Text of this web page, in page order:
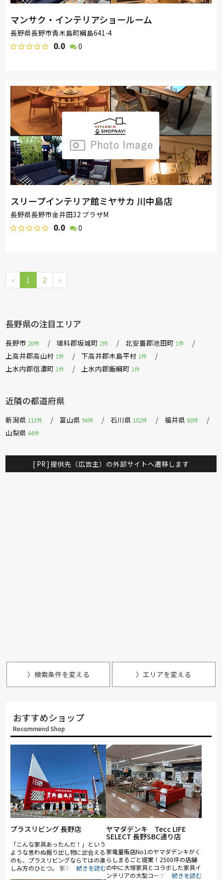
マンサク・インテリアショールーム
長野県長野市青木島町綱島641-4
0.0 0
スリープインテリア館ミヤサカ 川中島店
長野県長野市金井田32 プラザM
0.0 0
‹ 1 2 ›
長野県の注目エリア
長野市 20件 埴科郡坂城町 2件 北安曇郡池田町 1件
上高井郡高山村 1件 下高井郡木島平村 1件
上水内郡信濃町 1件 上水内郡飯綱町 1件
近隣の都道府県
新潟県 113件 富山県 94件 石川県 102件 福井県 68件
山梨県44件
[ PR ] 提供先（広告主）の外部サイトへ遷移します
〉検索条件を変える 〉エリアを変える
おすすめショップ
Recommend Shop
プラスリビング 長野店
「こんな家具あったんだ！」という
ような思わぬ掘り出し物に出会える
のも、プラスリビングならではの楽
しみ方のひとつ。 家具をお探しの
ヤマダデンキ Tecc LIFE
SELECT 長野SBC通り店
家電量販店No1のヤマダデンキがく
らしまるごと提案！2500坪の店舗
の中に大塚家具とコラボした家具イ
ンテリアの大型コーナーを展開。ソ